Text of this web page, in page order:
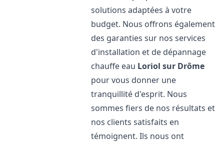
solutions adaptées à votre
budget. Nous offrons également
des garanties sur nos services
d'installation et de dépannage
chauffe eau Loriol sur Drôme
pour vous donner une
tranquillité d'esprit. Nous
sommes fiers de nos résultats et
nos clients satisfaits en
témoignent. Ils nous ont